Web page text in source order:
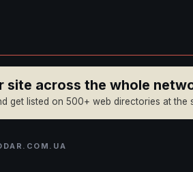
site across the whole
get listed on 500+ web directories at the